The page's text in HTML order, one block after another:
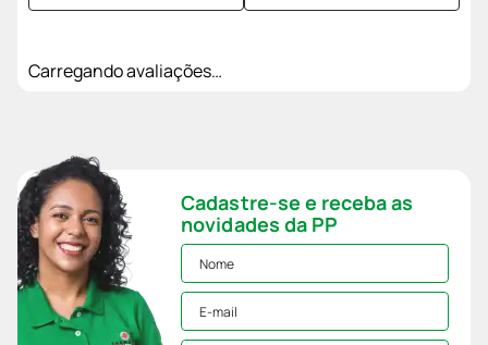
Carregando avaliações…
Cadastre-se e receba as
novidades da PP